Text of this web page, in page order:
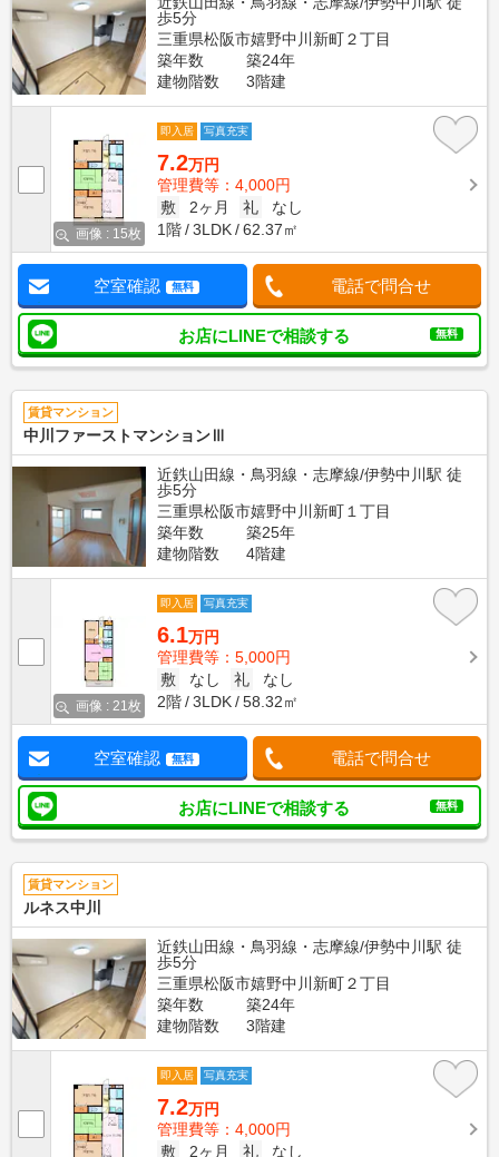
歩5分
三重県松阪市嬉野中川新町２丁目
築年数
築24年
建物階数
3階建
画像 : 15枚
即入居 写真充実
7.2万円
管理費等：4,000円
敷
2ヶ月 礼
なし
1階
3LDK 62.37㎡
空室確認 無料 電話で問合せ
お店にLINEで相談する 無料
賃貸マンション
中川ファーストマンションⅢ
近鉄山田線・鳥羽線・志摩線/伊勢中川駅 徒
歩5分
三重県松阪市嬉野中川新町１丁目
築年数
築25年
建物階数
4階建
画像 : 21枚
即入居 写真充実
6.1万円
管理費等：5,000円
敷
なし 礼
なし
2階
3LDK 58.32㎡
空室確認 無料 電話で問合せ
お店にLINEで相談する 無料
賃貸マンション
ルネス中川
近鉄山田線・鳥羽線・志摩線/伊勢中川駅 徒
歩5分
三重県松阪市嬉野中川新町２丁目
築年数
築24年
建物階数
3階建
即入居 写真充実
7.2万円
管理費等：4,000円
敷
2ヶ月 礼
なし